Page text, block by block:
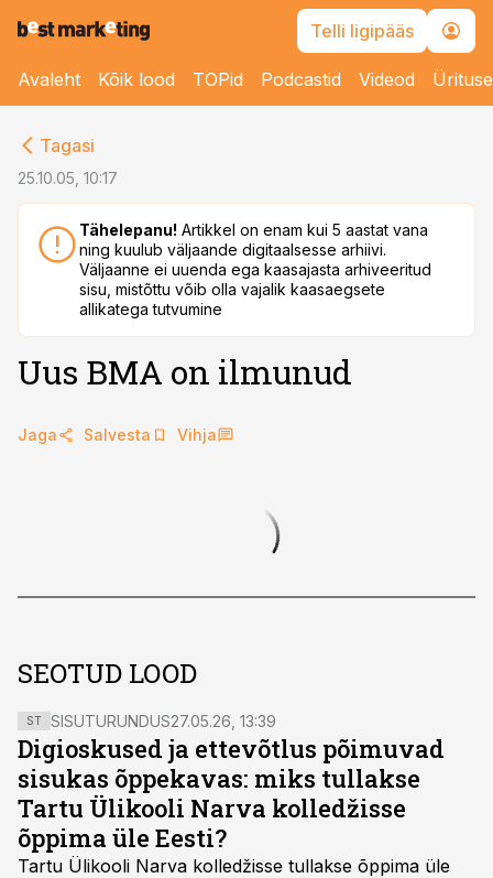
Telli ligipääs
Avaleht Kõik lood TOPid Podcastid Videod
Tagasi
25.10.05, 10:17
Tähelepanu! Artikkel on enam kui 5 aastat vana
ning kuulub väljaande digitaalsesse arhiivi.
Väljaanne ei uuenda ega kaasajasta arhiveeritud
sisu, mistõttu võib olla vajalik kaasaegsete
allikatega tutvumine
Uus BMA on ilmunud
Jaga Salvesta Vihja
SEOTUD LOOD
ST SISUTURUNDUS27.05.26, 13:39
Digioskused ja ettevõtlus põimuvad
sisukas õppekavas: miks tullakse
Tartu Ülikooli Narva kolledžisse
õppima üle Eesti?
Tartu Ülikooli Narva kolledžisse tullakse õppima üle